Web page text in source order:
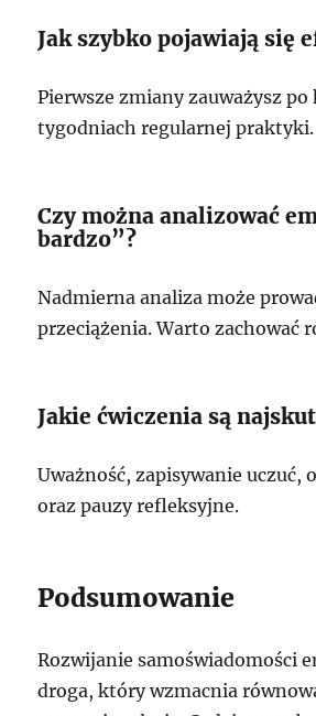
Jak szybko pojawiają się
Pierwsze zmiany zauważysz po
tygodniach regularnej praktyki.
Czy można analizować
bardzo”?
Nadmierna analiza może
przeciążenia. Warto zachować
Jakie ćwiczenia są
Uważność, zapisywanie uczuć,
oraz pauzy refleksyjne.
Podsumowanie
Rozwijanie samoświadomości
droga, który wzmacnia